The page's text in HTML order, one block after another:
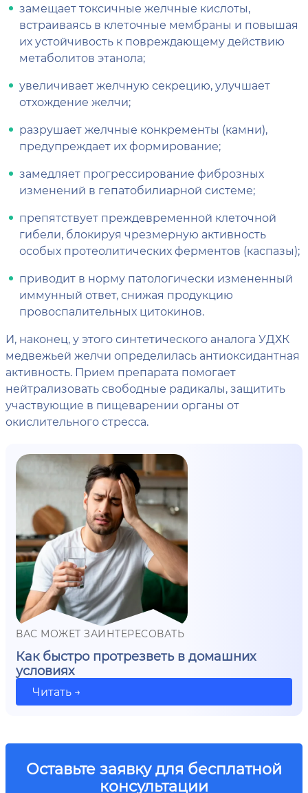
замещает токсичные желчные кислоты,
встраиваясь в клеточные мембраны и повышая
их устойчивость к повреждающему действию
метаболитов этанола;
увеличивает желчную секрецию, улучшает
отхождение желчи;
разрушает желчные конкременты (камни),
предупреждает их формирование;
замедляет прогрессирование фиброзных
изменений в гепатобилиарной системе;
препятствует преждевременной клеточной
гибели, блокируя чрезмерную активность
особых протеолитических ферментов (каспазы);
приводит в норму патологически измененный
иммунный ответ, снижая продукцию
провоспалительных цитокинов.
И, наконец, у этого синтетического аналога УДХК
медвежьей желчи определилась антиоксидантная
активность. Прием препарата помогает
нейтрализовать свободные радикалы, защитить
участвующие в пищеварении органы от
окислительного стресса.
ВАС МОЖЕТ ЗАИНТЕРЕСОВАТЬ
Как быстро протрезветь в домашних
условиях
Читать →
Оставьте заявку для бесплатной
консультации